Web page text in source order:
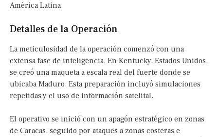
América Latina.
Detalles de la Operación
La meticulosidad de la operación comenzó con una
extensa fase de inteligencia. En Kentucky, Estados Unidos,
se creó una maqueta a escala real del fuerte donde se
ubicaba Maduro. Esta preparación incluyó simulaciones
repetidas y el uso de información satelital.
El operativo se inició con un apagón estratégico en zonas
de Caracas, seguido por ataques a zonas costeras e